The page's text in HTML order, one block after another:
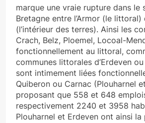
marque une vraie rupture dans le
Bretagne entre l’Armor (le littoral)
(l’intérieur des terres). Ainsi les
Crach, Belz, Ploemel, Locoal-
fonctionnellement au littoral,
communes littorales d’Erdeven
sont intimement liées
Quiberon ou Carnac (Plouharnel
proposant que 558 et 648
respectivement 2240 et 3958
Plouharnel et Erdeven ont ainsi